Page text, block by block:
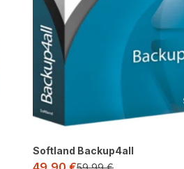
Softland Backup4all